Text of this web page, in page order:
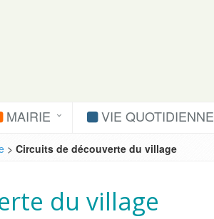
MAIRIE VIE QUOTIDIENNE
> Circuits de découverte du village
du village